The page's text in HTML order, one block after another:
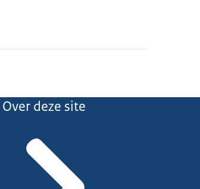
Over deze site